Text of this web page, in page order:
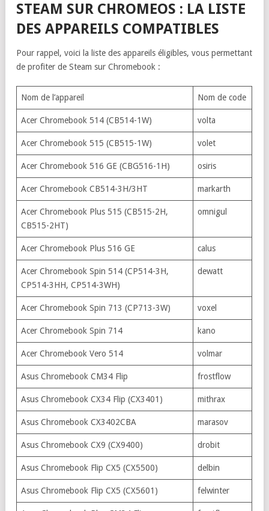
STEAM SUR CHROMEOS : LA LISTE
DES APPAREILS COMPATIBLES
Pour rappel, voici la liste des appareils éligibles, vous permettant
de profiter de Steam sur Chromebook :
Nom de l’appareil Nom de code
Acer Chromebook 514 (CB514-1W) volta
Acer Chromebook 515 (CB515-1W) volet
Acer Chromebook 516 GE (CBG516-1H) osiris
Acer Chromebook CB514-3H/3HT markarth
Acer Chromebook Plus 515 (CB515-2H,
CB515-2HT)
omnigul
Acer Chromebook Plus 516 GE calus
Acer Chromebook Spin 514 (CP514-3H,
CP514-3HH, CP514-3WH)
dewatt
Acer Chromebook Spin 713 (CP713-3W) voxel
Acer Chromebook Spin 714 kano
Acer Chromebook Vero 514 volmar
Asus Chromebook CM34 Flip frostflow
Asus Chromebook CX34 Flip (CX3401) mithrax
Asus Chromebook CX3402CBA marasov
Asus Chromebook CX9 (CX9400) drobit
Asus Chromebook Flip CX5 (CX5500) delbin
Asus Chromebook Flip CX5 (CX5601) felwinter